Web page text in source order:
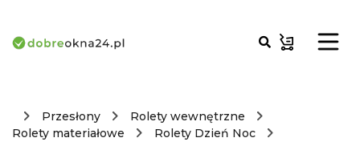
Przesłony
Rolety wewnętrzne
Rolety materiałowe
Rolety Dzień Noc